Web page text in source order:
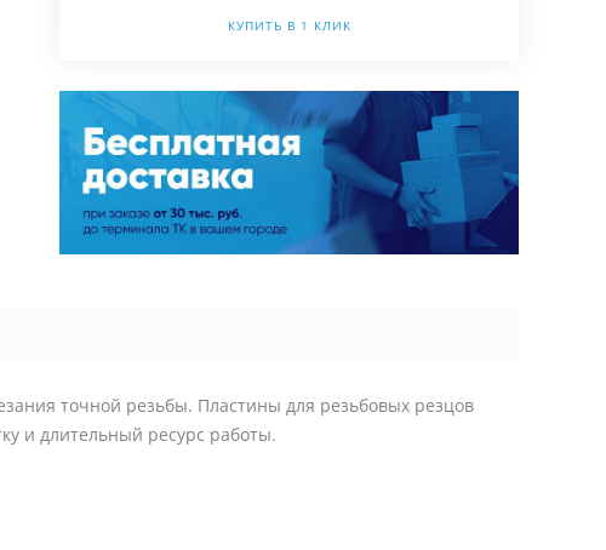
КУПИТЬ В 1 КЛИК
точной резьбы. Пластины для резьбовых резцов
и длительный ресурс работы.